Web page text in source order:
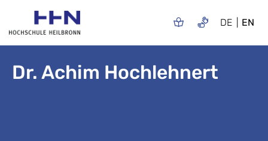
DE EN
Dr. Achim Hochlehnert